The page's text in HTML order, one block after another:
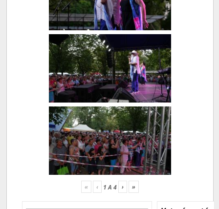
« ‹ 1A 4 › »